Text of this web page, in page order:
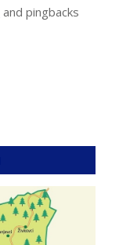
and pingbacks